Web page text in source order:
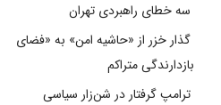
سه خطای راهبردی تهران
گذار خزر از «حاشیه امن» به «فضای
بازدارندگی متراکم
ترامپ گرفتار در شن‌زار سیاسی